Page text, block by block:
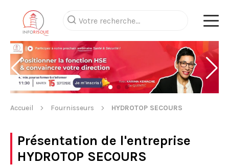
Accueil Fournisseurs HYDROTOP SECOURS
Présentation de l'entreprise
HYDROTOP SECOURS